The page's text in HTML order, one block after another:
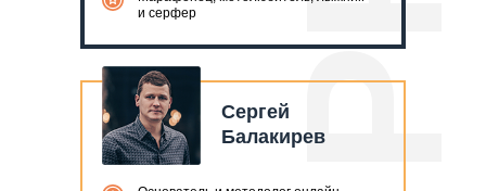
и серфер
Сергей
Балакирев